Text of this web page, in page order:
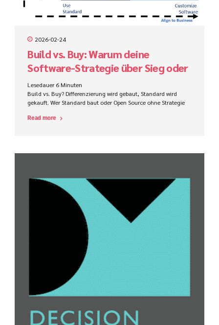
2026-02-24
Build vs. Buy: Warum deine
Software-Strategie über Sieg oder
Niederlage entscheidet
Lesedauer 6 Minuten
Build vs. Buy? Differenzierung wird gebaut, Standard wird
gekauft. Wer Standard baut oder Open Source ohne Strategie
Read more